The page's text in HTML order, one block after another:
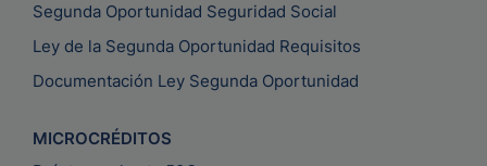
Segunda Oportunidad Seguridad Social
Ley de la Segunda Oportunidad Requisitos
Documentación Ley Segunda Oportunidad
MICROCRÉDITOS